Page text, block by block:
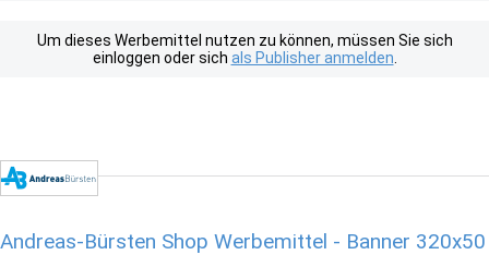
Um dieses Werbemittel nutzen zu können, müssen Sie sich
einloggen oder sich als Publisher anmelden
Andreas-Bürsten Shop Werbemittel - Banner 320x50